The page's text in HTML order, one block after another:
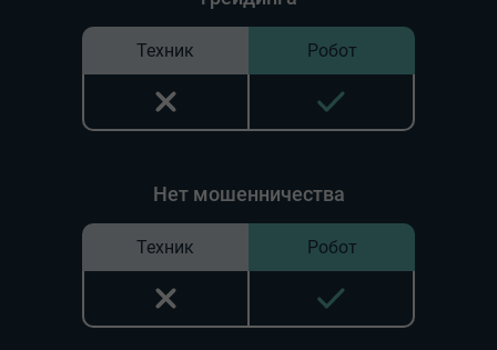
Техник Робот
Нет мошенничества
Техник Робот